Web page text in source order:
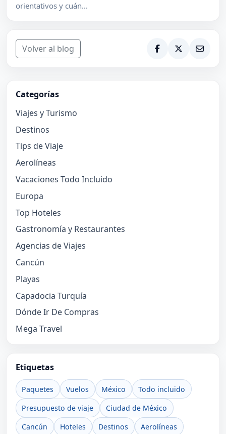
orientativos y cuán...
Volver al blog
Categorías
Viajes y Turismo
Destinos
Tips de Viaje
Aerolíneas
Vacaciones Todo Incluido
Europa
Top Hoteles
Gastronomía y Restaurantes
Agencias de Viajes
Cancún
Playas
Capadocia Turquía
Dónde Ir De Compras
Mega Travel
Etiquetas
Paquetes Vuelos México
Todo incluido
Presupuesto de viaje
Ciudad de México
Cancún
Hoteles Destinos
Aerolíneas